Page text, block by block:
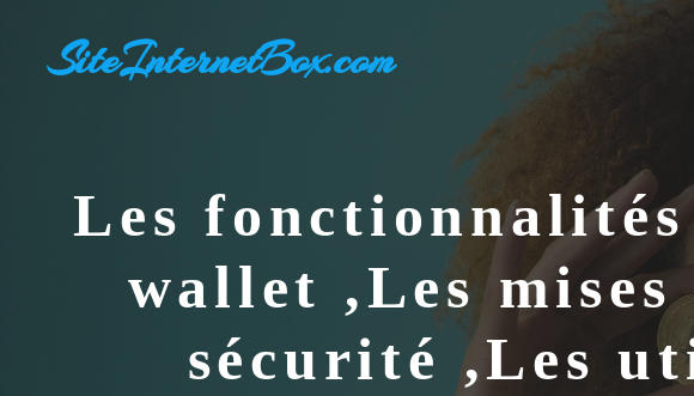
contenuSiteInternetBox.com
Les
wallet ,Les
sécurité ,Les